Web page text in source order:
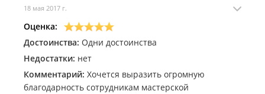
18 мая 2017 г.
Оценка:
Достоинства: Одни достоинства
Недостатки: нет
Комментарий: Хочется выразить огромную
благодарность сотрудникам мастерской